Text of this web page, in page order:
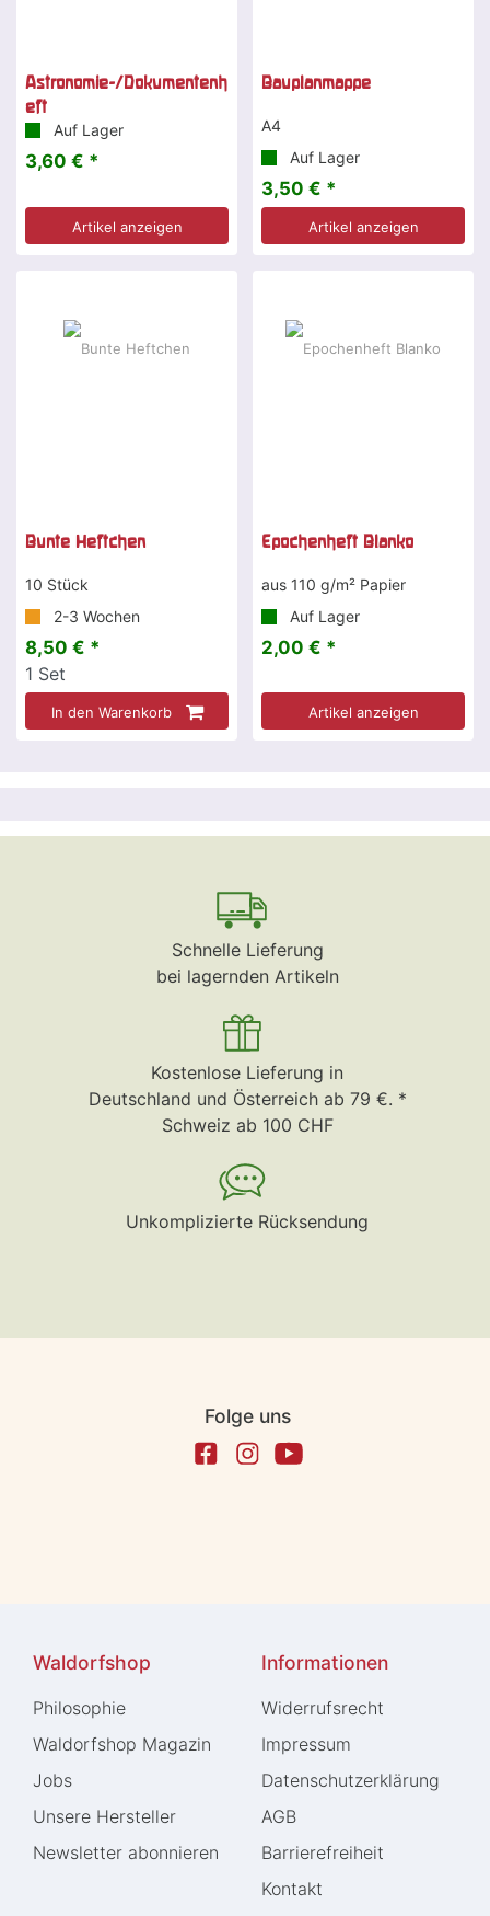
Astronomie-/Dokumentenh
eft
Auf Lager
3,60 € *
Artikel anzeigen
Bauplanmappe
A4
Auf Lager
3,50 € *
Artikel anzeigen
Bunte Heftchen
10 Stück
2-3 Wochen
8,50 € *
1 Set
In den Warenkorb
Epochenheft Blanko
aus 110 g/m² Papier
Auf Lager
2,00 € *
Artikel anzeigen
Schnelle Lieferung
bei lagernden Artikeln
Kostenlose Lieferung in
Deutschland und Österreich ab 79 €. *
Schweiz ab 100 CHF
Unkomplizierte Rücksendung
Folge uns
Waldorfshop
Philosophie
Waldorfshop Magazin
Jobs
Unsere Hersteller
Newsletter abonnieren
Informationen
Widerrufs­recht
Impressum
Daten­schutz­erklärung
AGB
Barrierefreiheit
Kontakt